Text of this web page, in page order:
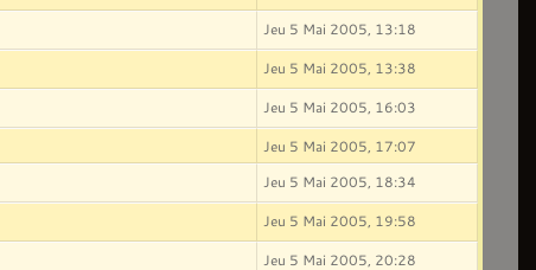
Jeu 5 Mai 2005, 13:18
Jeu 5 Mai 2005, 13:38
Jeu 5 Mai 2005, 16:03
Jeu 5 Mai 2005, 17:07
Jeu 5 Mai 2005, 18:34
Jeu 5 Mai 2005, 19:58
Jeu 5 Mai 2005, 20:28